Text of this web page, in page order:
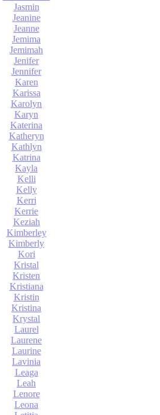
Jasmin
Jeanine
Jeanne
Jemima
Jemimah
Jenifer
Jennifer
Karen
Karissa
Karolyn
Karyn
Katerina
Katheryn
Kathlyn
Katrina
Kayla
Kelli
Kelly
Kerri
Kerrie
Keziah
Kimberley
Kimberly
Kori
Kristal
Kristen
Kristiana
Kristin
Kristina
Krystal
Laurel
Laurene
Laurine
Lavinia
Leaga
Leah
Lenore
Leona